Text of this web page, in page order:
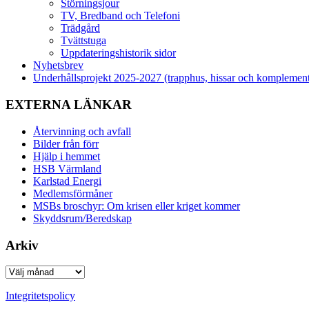
Störningsjour
TV, Bredband och Telefoni
Trädgård
Tvättstuga
Uppdateringshistorik sidor
Nyhetsbrev
Underhållsprojekt 2025-2027 (trapphus, hissar och
EXTERNA LÄNKAR
Återvinning och avfall
Bilder från förr
Hjälp i hemmet
HSB Värmland
Karlstad Energi
Medlemsförmåner
MSBs broschyr: Om krisen eller kriget kommer
Skyddsrum/Beredskap
Arkiv
Arkiv
Integritetspolicy